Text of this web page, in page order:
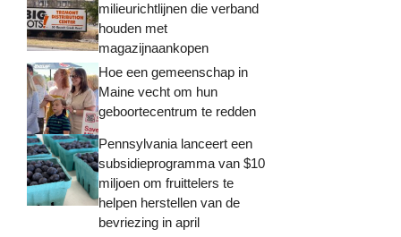
milieurichtlijnen die verband
houden met
magazijnaankopen
Hoe een gemeenschap in
Maine vecht om hun
geboortecentrum te redden
Pennsylvania lanceert een
subsidieprogramma van $10
miljoen om fruittelers te
helpen herstellen van de
bevriezing in april